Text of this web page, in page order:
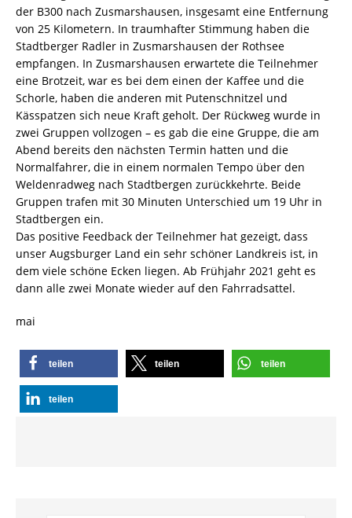
der B300 nach Zusmarshausen, insgesamt eine Entfernung
von 25 Kilometern. In traumhafter Stimmung haben die
Stadtberger Radler in Zusmarshausen der Rothsee
empfangen. In Zusmarshausen erwartete die Teilnehmer
eine Brotzeit, war es bei dem einen der Kaffee und die
Schorle, haben die anderen mit Putenschnitzel und
Kässpatzen sich neue Kraft geholt. Der Rückweg wurde in
zwei Gruppen vollzogen – es gab die eine Gruppe, die am
Abend bereits den nächsten Termin hatten und die
Normalfahrer, die in einem normalen Tempo über den
Weldenradweg nach Stadtbergen zurückkehrte. Beide
Gruppen trafen mit 30 Minuten Unterschied um 19 Uhr in
Stadtbergen ein.
Das positive Feedback der Teilnehmer hat gezeigt, dass
unser Augsburger Land ein sehr schöner Landkreis ist, in
dem viele schöne Ecken liegen. Ab Frühjahr 2021 geht es
dann alle zwei Monate wieder auf den Fahrradsattel.
mai
teilen teilen teilen
teilen